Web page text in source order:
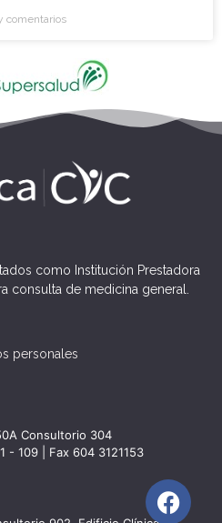
comentarios
como Institución Prestadora
consulta de medicina general.
personales
Consultorio 304
- 109 | Fax 604 3121153